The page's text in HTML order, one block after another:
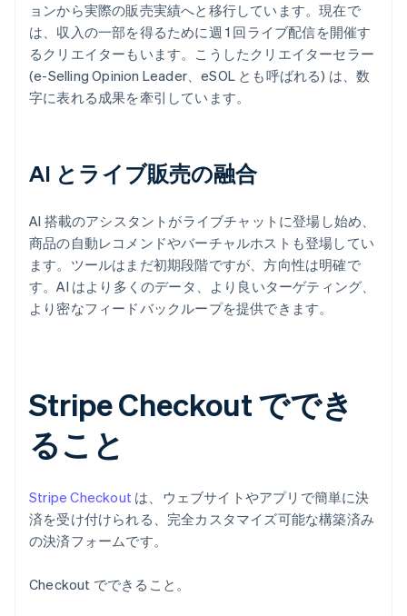
ョンから実際の販売実績へと移行しています。現在で
は、収入の一部を得るために週 1 回ライブ配信を開催す
るクリエイターもいます。こうしたクリエイターセラー
(e-Selling Opinion Leader、eSOL とも呼ばれる) は、数
字に表れる成果を牽引しています。
AI とライブ販売の融合
AI 搭載のアシスタントがライブチャットに登場し始め、
商品の自動レコメンドやバーチャルホストも登場してい
ます。ツールはまだ初期段階ですが、方向性は明確で
す。AI はより多くのデータ、より良いターゲティング、
より密なフィードバックループを提供できます。
Stripe Checkout ででき
ること
Stripe Checkout は、ウェブサイトやアプリで簡単に決
済を受け付けられる、完全カスタマイズ可能な構築済み
の決済フォームです。
Checkout でできること。